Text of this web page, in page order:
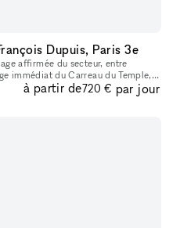
Dupuis, Paris 3e
affirmée du secteur, entre
immédiat du Carreau du Temple,
Concentration de galer
à partir de720 € par jour